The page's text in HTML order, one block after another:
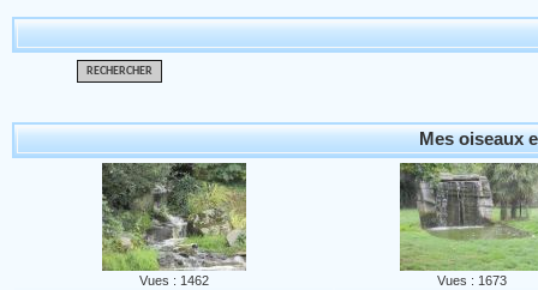
RECHERCHER
Mes oiseaux
Vues : 1462
Vues : 1673